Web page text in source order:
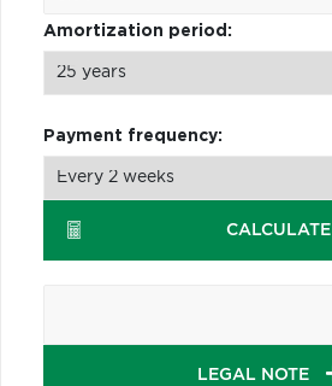
Amortization period:
Payment frequency:
CALCULATE
LEGAL NOTE